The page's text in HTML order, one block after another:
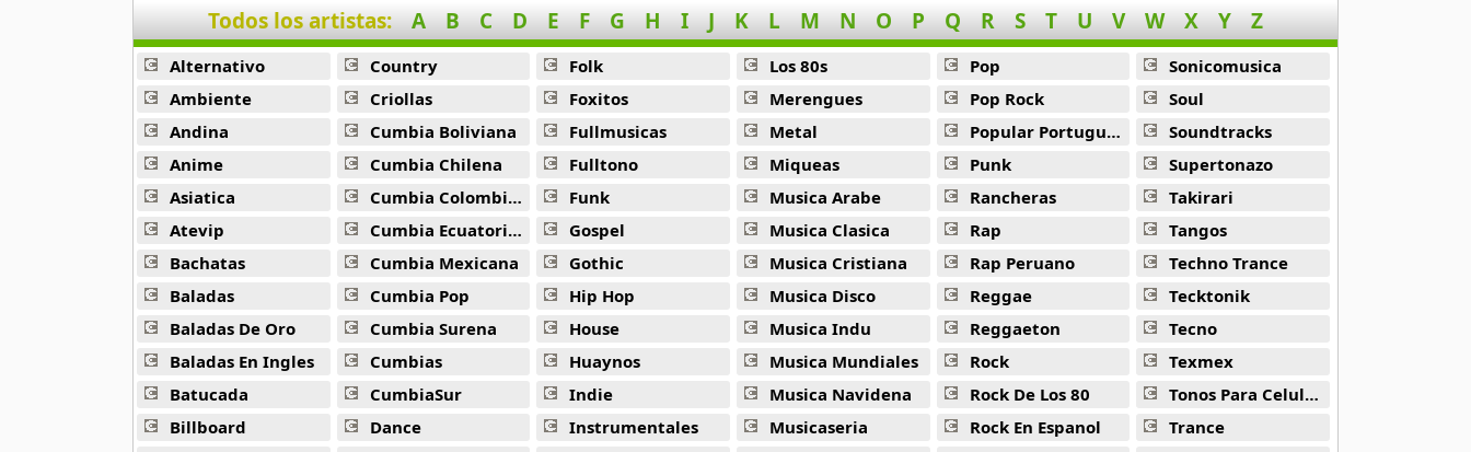
Lo Especial En Esta Navidad
15 músicas online
28 músicas online
Los Telestrellitas
Luis Miguel Navidades
11 músicas online
21 músicas online
Moderatto Nos Vemos En Invierno
10 músicas online
Todos los artistas: A B C D E F G H I J K L M N O P Q R S T U V W X Y Z
Alternativo
Ambiente
Andina
Anime
Asiatica
Atevip
Bachatas
Baladas
Baladas De Oro
Baladas En Ingles
Batucada
Billboard
Country
Criollas
Cumbia Boliviana
Cumbia Chilena
Cumbia Colombiana
Cumbia Ecuatoriana
Cumbia Mexicana
Cumbia Pop
Cumbia Surena
Cumbias
CumbiaSur
Dance
Folk
Foxitos
Fullmusicas
Fulltono
Funk
Gospel
Gothic
Hip Hop
House
Huaynos
Indie
Instrumentales
Los 80s
Merengues
Metal
Miqueas
Musica Arabe
Musica Clasica
Musica Cristiana
Musica Disco
Musica Indu
Musica Mundiales
Musica Navidena
Musicaseria
Pop
Pop Rock
Popular Portuguesa
Punk
Rancheras
Rap
Rap Peruano
Reggae
Reggaeton
Rock
Rock De Los 80
Rock En Espanol
Sonicomusica
Soul
Soundtracks
Supertonazo
Takirari
Tangos
Techno Trance
Tecktonik
Tecno
Texmex
Tonos Para Celulares
Trance